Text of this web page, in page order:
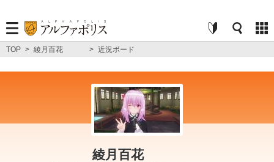
TOP > 綾月百花 > 近況ボード
綾月百花